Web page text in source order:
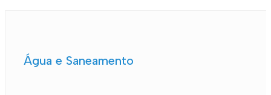
Água e Saneamento